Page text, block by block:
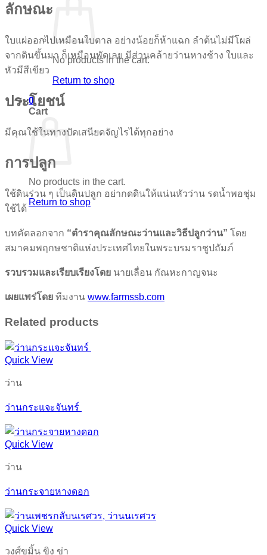
No products in the cart.
Return to shop
0
Cart
No products in the cart.
Return to shop
ลักษณะ
ใบแผ่ออกไปเหมือนใบตาล อย่างน้อยก็ห้าแฉก ลำต้นไม่มีโผล่
จากดินขึ้นมา ก็เหมือนพัดเลย มีส่วนคล้ายว่านหางช้าง ใบและ
หัวมีสีเขียว
ประโยชน์
มีคุณใช้ในทางปัดเสนียดจัญไรได้ทุกอย่าง
การปลูก
ใช้ดินร่วน ๆ เป็นดินปลูก อย่ากดดินให้แน่นหัวว่าน รดน้ำพอชุ่ม
ใช้ได้
บทคัดลอกจาก “ตำราคุณลักษณะว่านและวิธีปลูกว่าน” โดย
สมาคมพฤกษชาติแห่งประเทศไทยในพระบรมราชูปถัมภ์
รวบรวมและเรียบเรียงโดย นายเลื่อน กัณหะกาญจนะ
เผยแพร่โดย ทีมงาน www.farmssb.com
Related products
Quick View
ว่าน
ว่านกระแจะจันทร์
Quick View
ว่าน
ว่านกระจายหางดอก
Quick View
วงศ์ขมิ้น ขิง ข่า